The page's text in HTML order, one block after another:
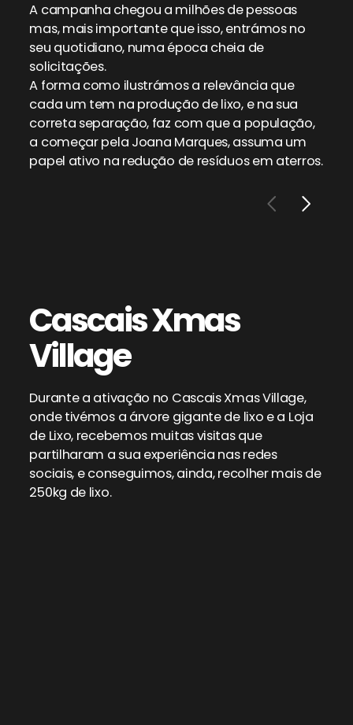
A campanha chegou a milhões de pessoas
mas, mais importante que isso, entrámos no
seu quotidiano, numa época cheia de
solicitações.
A forma como ilustrámos a relevância que
cada um tem na produção de lixo, e na sua
correta separação, faz com que a população,
a começar pela Joana Marques, assuma um
papel ativo na redução de resíduos em aterros.
CascaisXmas
Village
Durante a ativação no Cascais Xmas Village,
onde tivémos a árvore gigante de lixo e a Loja
de Lixo, recebemos muitas visitas que
partilharam a sua experiência nas redes
sociais, e conseguimos, ainda, recolher mais de
250kg de lixo.